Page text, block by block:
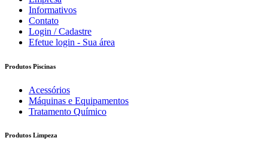
Informativos
Contato
Login / Cadastre
Efetue login - Sua área
Produtos Piscinas
Acessórios
Máquinas e Equipamentos
Tratamento Químico
Produtos Limpeza